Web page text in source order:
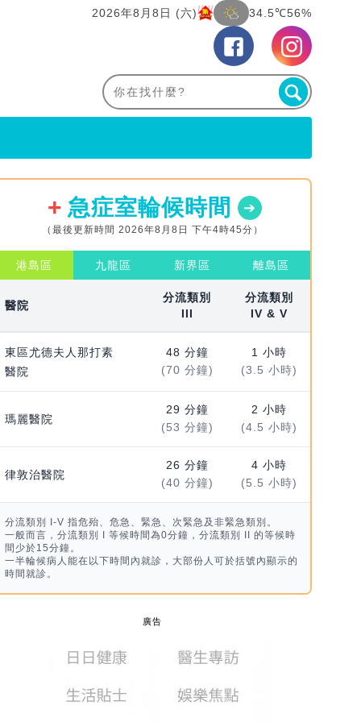
2026年8月8日 (六) 34.5℃56%
急症室輪候時間
（最後更新時間 2026年8月8日 下午4時45分）
港島區 九龍區 新界區 離島區
醫院
分流類別
III
分流類別
IV & V
東區尤德夫人那打素
醫院
48 分鐘
(70 分鐘)
1 小時
(3.5 小時)
瑪麗醫院
29 分鐘
(53 分鐘)
2 小時
(4.5 小時)
律敦治醫院
26 分鐘
(40 分鐘)
4 小時
(5.5 小時)
分流類別 I-V 指危殆、危急、緊急、次緊急及非緊急類別。
一般而言，分流類別 I 等候時間為0分鐘，分流類別 II 的等候時
間少於15分鐘。
一半輪候病人能在以下時間內就診，大部份人可於括號內顯示的
時間就診。
廣告